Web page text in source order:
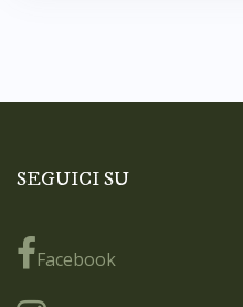
SEGUICI SU
Facebook